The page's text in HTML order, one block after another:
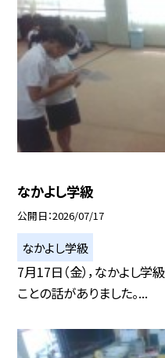
なかよし学級
公開日 2026/07/17
なかよし学級
7月17日（金），なかよし
ことの話がありました。...